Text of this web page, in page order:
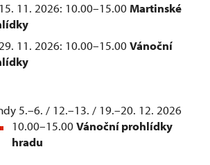
11. 2026: 10.00–15.00 Martinské
11. 2026: 10.00–15.00 Vánoční
5.–6. / 12.–13. / 19.–20. 12. 2026
10.00–15.00 Vánoční prohlídky
hradu